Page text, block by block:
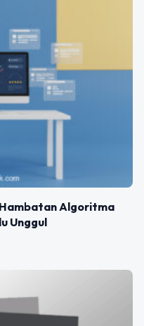
Algoritma
Unggul